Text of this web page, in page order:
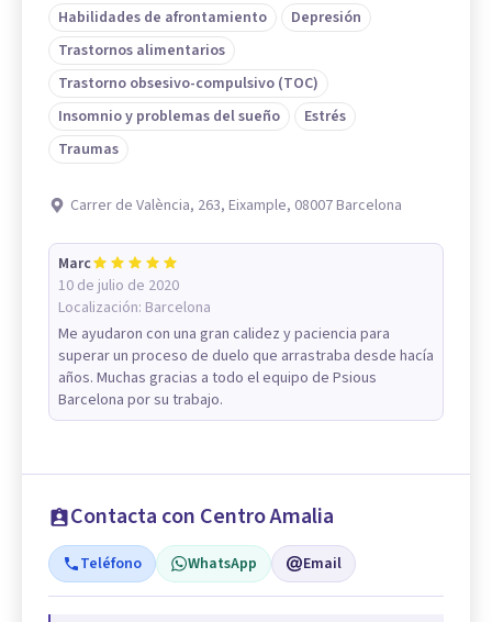
Habilidades de afrontamiento
Depresión
Trastornos alimentarios
Trastorno obsesivo-compulsivo (TOC)
Insomnio y problemas del sueño
Estrés
Traumas
Carrer de València, 263, Eixample, 08007 Barcelona
Marc
10 de julio de 2020
Localización: Barcelona
Me ayudaron con una gran calidez y paciencia para
superar un proceso de duelo que arrastraba desde hacía
años. Muchas gracias a todo el equipo de Psious
Barcelona por su trabajo.
Contacta con Centro Amalia
Teléfono WhatsApp Email